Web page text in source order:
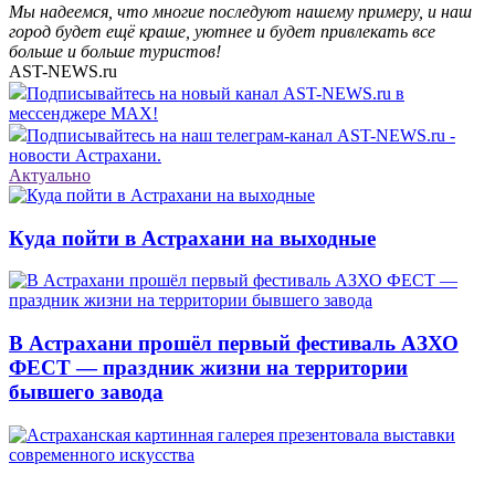
Мы надеемся, что многие последуют нашему примеру, и наш
город будет ещё краше, уютнее и будет привлекать все
больше и больше туристов!
AST-NEWS.ru
Подписывайтесь на новый канал AST-NEWS.ru в
мессенджере MAX!
Подписывайтесь на наш телеграм-канал AST-NEWS.ru -
новости Астрахани.
Актуально
Куда пойти в Астрахани на выходные
В Астрахани прошёл первый фестиваль АЗХО
ФЕСТ — праздник жизни на территории
бывшего завода